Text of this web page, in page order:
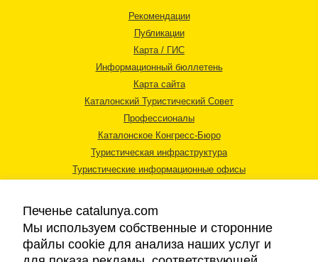
Рекомендации
Публикации
Карта / ГИС
Информационный бюллетень
Карта сайта
Каталонский Туристический Совет
Профессионалы
Каталонское Конгресс-Бюро
Туристическая инфраструктура
Туристические информационные офисы
Печенье catalunya.com
Мы используем собственные и сторонние
файлы cookie для анализа наших услуг и